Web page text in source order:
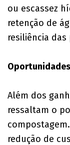
ou escassez
retenção de
resiliência
Além dos
ressaltam o
redução de